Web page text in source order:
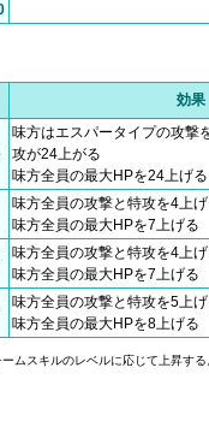
効果
味方はエスパータイプの攻撃
攻が24上がる
味方全員の最大HPを24上げる
味方全員の攻撃と特攻を4上
味方全員の最大HPを7上げる
味方全員の攻撃と特攻を4上
味方全員の最大HPを7上げる
味方全員の攻撃と特攻を5上
味方全員の最大HPを8上げる
ムスキルのレベルに応じて上昇す